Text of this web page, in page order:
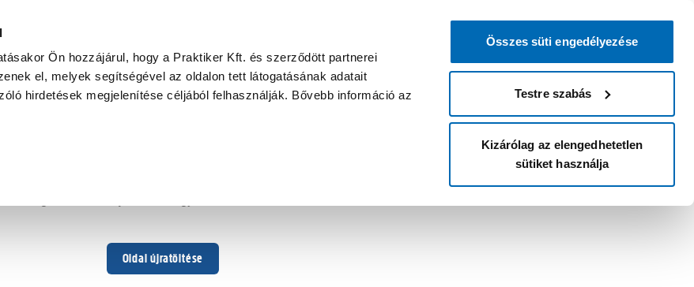
Ön hozzájárul, hogy a Praktiker Kft. és szerződött partnerei
el, melyek segítségével az oldalon tett látogatásának adatait
hirdetések megjelenítése céljából felhasználják. Bővebb információ az
Összes süti engedélyezése
Testre szabás
Kizárólag az elengedhetetlen
sütiket használja
Oldal újratöltése